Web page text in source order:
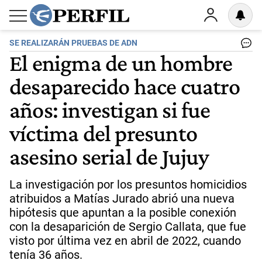
SE REALIZARÁN PRUEBAS DE ADN
El enigma de un hombre
desaparecido hace cuatro
años: investigan si fue
víctima del presunto
asesino serial de Jujuy
La investigación por los presuntos homicidios
atribuidos a Matías Jurado abrió una nueva
hipótesis que apuntan a la posible conexión
con la desaparición de Sergio Callata, que fue
visto por última vez en abril de 2022, cuando
tenía 36 años.